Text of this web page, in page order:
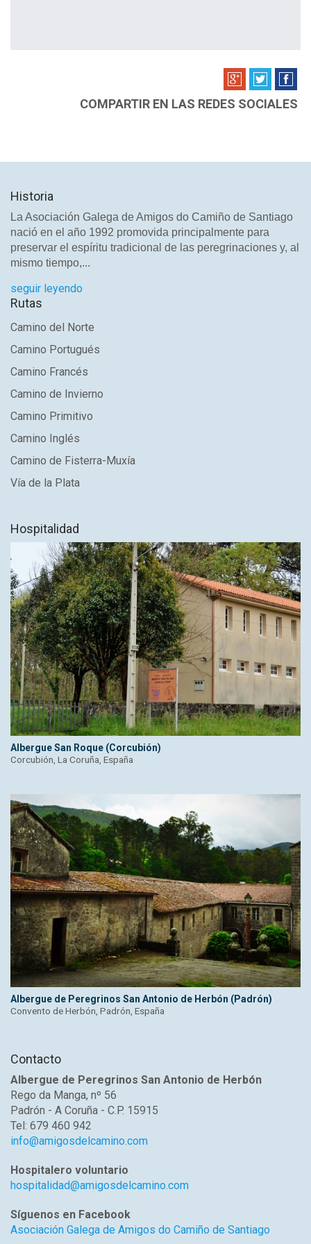
COMPARTIR EN LAS REDES SOCIALES
Historia
La Asociación Galega de Amigos do Camiño de Santiago
nació en el año 1992 promovida principalmente para
preservar el espíritu tradicional de las peregrinaciones y, al
mismo tiempo,...
seguir leyendo
Rutas
Camino del Norte
Camino Portugués
Camino Francés
Camino de Invierno
Camino Primitivo
Camino Inglés
Camino de Fisterra-Muxía
Vía de la Plata
Hospitalidad
Albergue San Roque (Corcubión)
Corcubión, La Coruña, España
Albergue de Peregrinos San Antonio de Herbón (Padrón)
Convento de Herbón, Padrón, España
Contacto
Albergue de Peregrinos San Antonio de Herbón
Rego da Manga, nº 56
Padrón - A Coruña - C.P. 15915
Tel: 679 460 942
info@amigosdelcamino.com
Hospitalero voluntario
hospitalidad@amigosdelcamino.com
Síguenos en Facebook
Asociación Galega de Amigos do Camiño de Santiago